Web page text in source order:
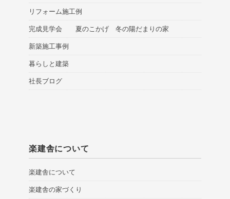
リフォーム施工例
完成見学会 夏のこかげ 冬の陽だまりの家
新築施工事例
暮らしと建築
社長ブログ
楽建舎について
楽建舎について
楽建舎の家づくり